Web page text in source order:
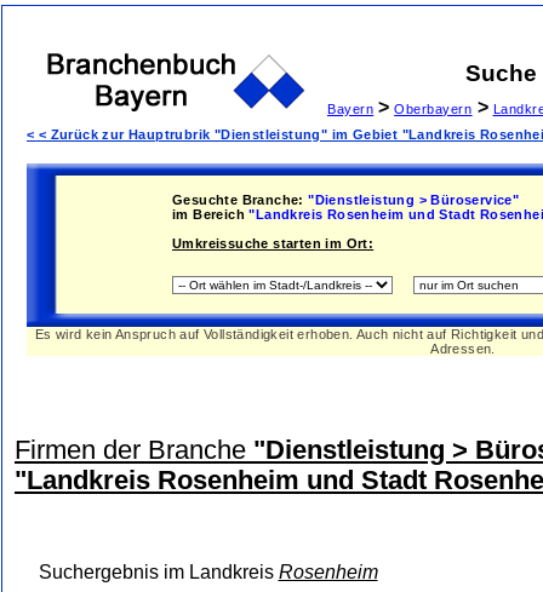
Suche
Bayern > Oberbayern >
< < Zurück zur Hauptrubrik "Dienstleistung" im Gebiet "Landkreis
Gesuchte Branche: "Dienstleistung > Büroservice"
im Bereich "Landkreis Rosenheim und Stadt
Umkreissuche starten im Ort:
Es wird kein Anspruch auf Vollständigkeit erhoben. Auch nicht auf Richtigkeit
Adressen.
Firmen der Branche "Dienstleistung >
"Landkreis Rosenheim und Stadt
Suchergebnis im Landkreis Rosenheim